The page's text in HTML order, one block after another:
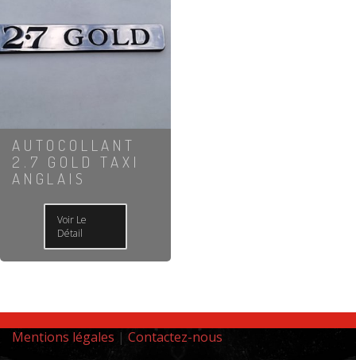
AUTOCOLLANT
2.7 GOLD TAXI
ANGLAIS
Voir Le
Détail
Mentions légales | Contactez-nous